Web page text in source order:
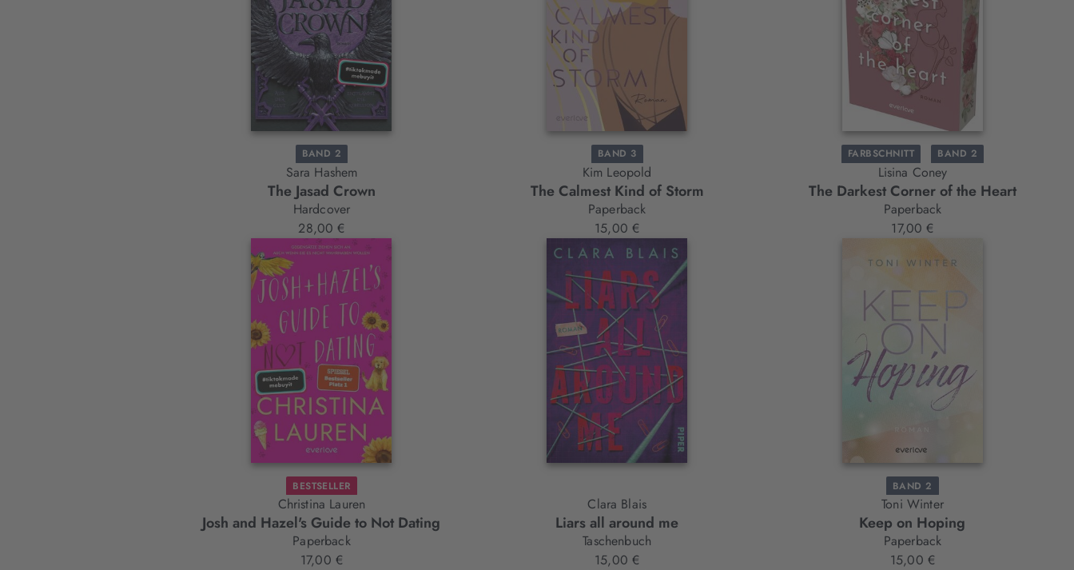
BAND 2
Sara Hashem
The Jasad Crown
Hardcover
28,00 €
BAND 3
Kim Leopold
The Calmest Kind of Storm
Paperback
15,00 €
FARBSCHNITT BAND 2
Lisina Coney
The Darkest Corner of the Heart
Paperback
17,00 €
BESTSELLER
Christina Lauren
Josh and Hazel's Guide to Not Dating
Paperback
17,00 €
Clara Blais
Liars all around me
Taschenbuch
15,00 €
BAND 2
Toni Winter
Keep on Hoping
Paperback
15,00 €